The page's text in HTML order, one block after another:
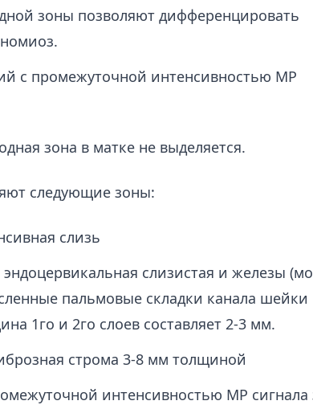
зоны позволяют дифференцировать
с промежуточной интенсивностью МР
зона в матке не выделяется.
следующие зоны:
слизь
слизистая и железы
пальмовые складки канала шейки
1го и 2го слоев составляет 2-3 мм.
строма 3-8 мм толщиной
интенсивностью МР сигнала